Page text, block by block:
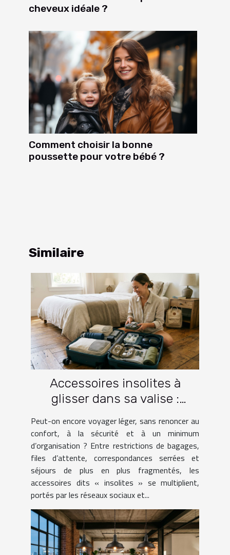
cheveux idéale ?
Comment choisir la bonne
poussette pour votre bébé ?
Similaire
Accessoires insolites à
glisser dans sa valise :
lesquels facilitent vraiment
le voyage ?
Peut-on encore voyager léger, sans renoncer au
confort, à la sécurité et à un minimum
d’organisation ? Entre restrictions de bagages,
files d’attente, correspondances serrées et
séjours de plus en plus fragmentés, les
accessoires dits « insolites » se multiplient,
portés par les réseaux sociaux et...